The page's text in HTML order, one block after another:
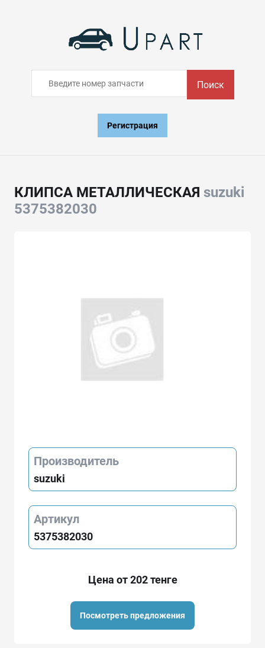
Поиск
Регистрация
КЛИПСА МЕТАЛЛИЧЕСКАЯ suzuki
5375382030
Производитель
suzuki
Артикул
5375382030
Цена от 202 тенге
Посмотреть предложения